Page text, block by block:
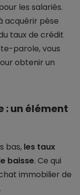
les salariés.
acquérir pèse
taux de crédit
parole, vous
obtenir un
: un élément
bas, les taux
baisse. Ce qui
immobilier de